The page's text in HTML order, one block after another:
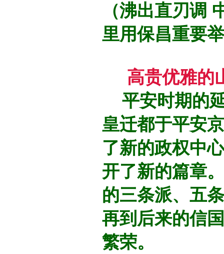
（沸出直刃调
里用保昌重要
高贵优雅的
平安时期的
皇迁都于平安
了新的政权中
开了新的篇章
的三条派、五
再到后来的信
繁荣。